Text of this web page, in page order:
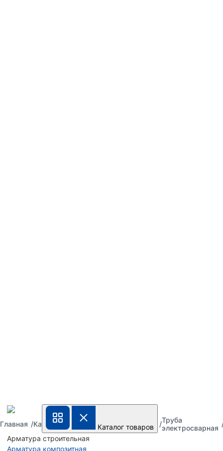
Каталог товаров
Арматура строительная
Арматура композитная
Главная Каталог
Труба
металлическая
стальная
Труба
электросварная